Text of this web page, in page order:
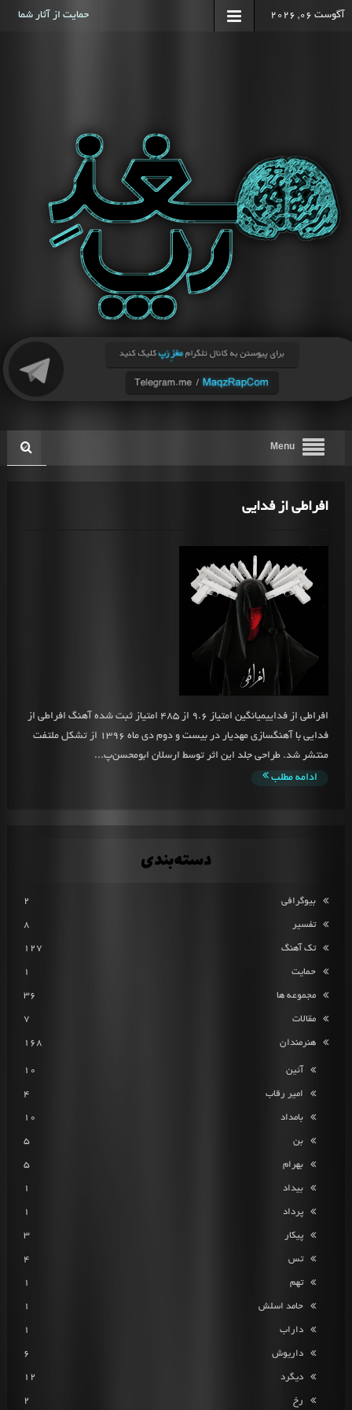
آگوست 06, 2026 حمایت از آثار شما
Menu
افراطی از فدایی
افراطی از فداییمیانگین امتیاز 9.6 از 485 امتیاز ثبت شده آهنگ افراطی از
فدایی با آهنگسازی مهدیار در بیست و دوم دی ماه 1396 از تشکل ملتفت
منتشر شد. طراحی جلد این اثر توسط ارسلان ابومحسن‌پ...
ادامه مطلب
دسته‌بندی
بیوگرافی 2
تفسیر 8
تک آهنگ 127
حمایت 1
مجموعه ها 36
مقالات 7
هنرمندان 168
آئین 10
امیر رقاب 4
بامداد 10
بن 5
بهرام 5
بیداد 1
پرداد 1
پیکار 3
تس 4
تهم 1
حامد اسلش 1
داراب 1
داریوش 6
دیگرد 12
رخ 2